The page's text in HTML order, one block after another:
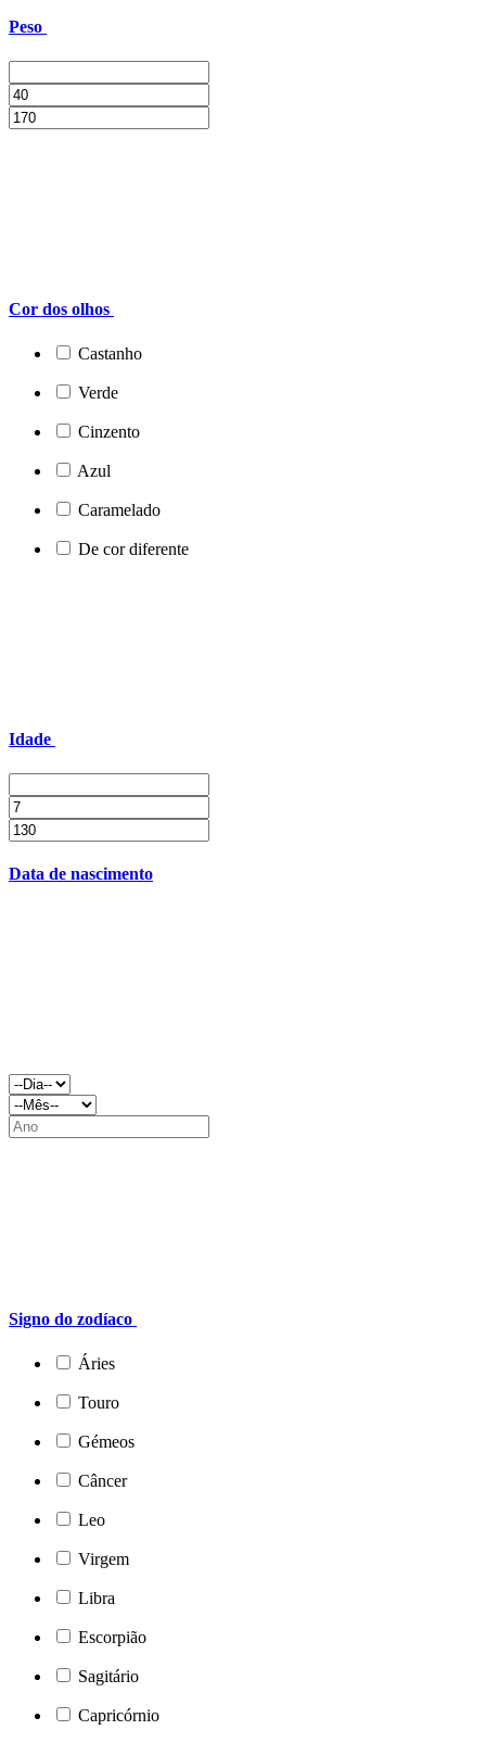
Peso
Cor dos olhos
Castanho
Verde
Cinzento
Azul
Caramelado
De cor diferente
Idade
Data de nascimento
Signo do zodíaco
Áries
Touro
Gémeos
Câncer
Leo
Virgem
Libra
Escorpião
Sagitário
Capricórnio